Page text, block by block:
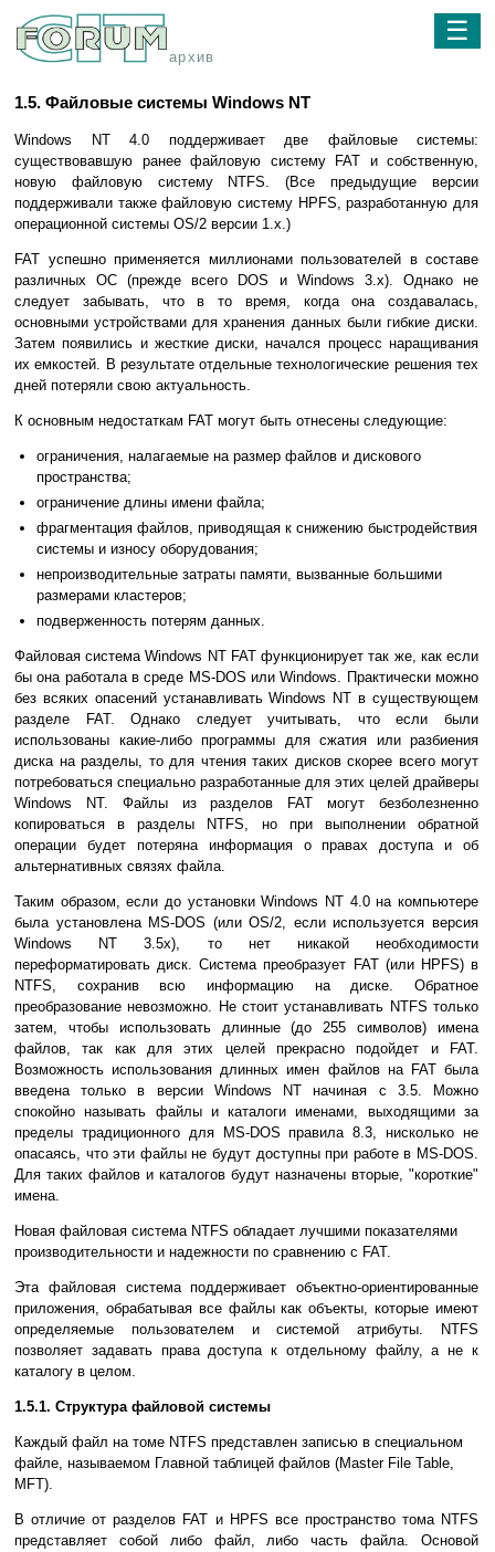
архив
☰
1.5. Файловые системы Windows NT
Windows NT 4.0 поддерживает две файловые системы:
существовавшую ранее файловую систему FAT и собственную,
новую файловую систему NTFS. (Все предыдущие версии
поддерживали также файловую систему HPFS, разработанную для
операционной системы OS/2 версии 1.х.)
FAT успешно применяется миллионами пользователей в составе
различных ОС (прежде всего DOS и Windows 3.х). Однако не
следует забывать, что в то время, когда она создавалась,
основными устройствами для хранения данных были гибкие диски.
Затем появились и жесткие диски, начался процесс наращивания
их емкостей. В результате отдельные технологические решения тех
дней потеряли свою актуальность.
К основным недостаткам FAT могут быть отнесены следующие:
ограничения, налагаемые на размер файлов и дискового
пространства;
ограничение длины имени файла;
фрагментация файлов, приводящая к снижению быстродействия
системы и износу оборудования;
непроизводительные затраты памяти, вызванные большими
размерами кластеров;
подверженность потерям данных.
Файловая система Windows NT FAT функционирует так же, как если
бы она работала в среде MS-DOS или Windows. Практически можно
без всяких опасений устанавливать Windows NT в существующем
разделе FAT. Однако следует учитывать, что если были
использованы какие-либо программы для сжатия или разбиения
диска на разделы, то для чтения таких дисков скорее всего могут
потребоваться специально разработанные для этих целей драйверы
Windows NT. Файлы из разделов FAT могут безболезненно
копироваться в разделы NTFS, но при выполнении обратной
операции будет потеряна информация о правах доступа и об
альтернативных связях файла.
Таким образом, если до установки Windows NT 4.0 на компьютере
была установлена MS-DOS (или OS/2, если используется версия
Windows NT 3.5х), то нет никакой необходимости
переформатировать диск. Система преобразует FAT (или HPFS) в
NTFS, сохранив всю информацию на диске. Обратное
преобразование невозможно. Не стоит устанавливать NTFS только
затем, чтобы использовать длинные (до 255 символов) имена
файлов, так как для этих целей прекрасно подойдет и FAT.
Возможность использования длинных имен файлов на FAT была
введена только в версии Windows NT начиная с 3.5. Можно
спокойно называть файлы и каталоги именами, выходящими за
пределы традиционного для MS-DOS правила 8.3, нисколько не
опасаясь, что эти файлы не будут доступны при работе в MS-DOS.
Для таких файлов и каталогов будут назначены вторые, "короткие"
имена.
Новая файловая система NTFS обладает лучшими показателями
производительности и надежности по сравнению с FAT.
Эта файловая система поддерживает объектно-ориентированные
приложения, обрабатывая все файлы как объекты, которые имеют
определяемые пользователем и системой атрибуты. NTFS
позволяет задавать права доступа к отдельному файлу, а не к
каталогу в целом.
1.5.1. Структура файловой системы
Каждый файл на томе NTFS представлен записью в специальном
файле, называемом Главной таблицей файлов (Master File Table,
MFT).
В отличие от разделов FAT и HPFS все пространство тома NTFS
представляет собой либо файл, либо часть файла. Основой